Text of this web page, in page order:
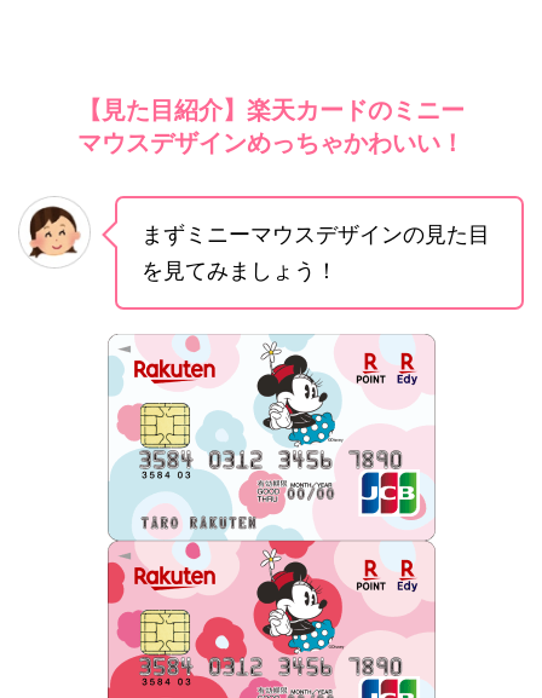
【見た目紹介】楽天カードのミニー
マウスデザインめっちゃかわいい！
まずミニーマウスデザインの見た目
を見てみましょう！